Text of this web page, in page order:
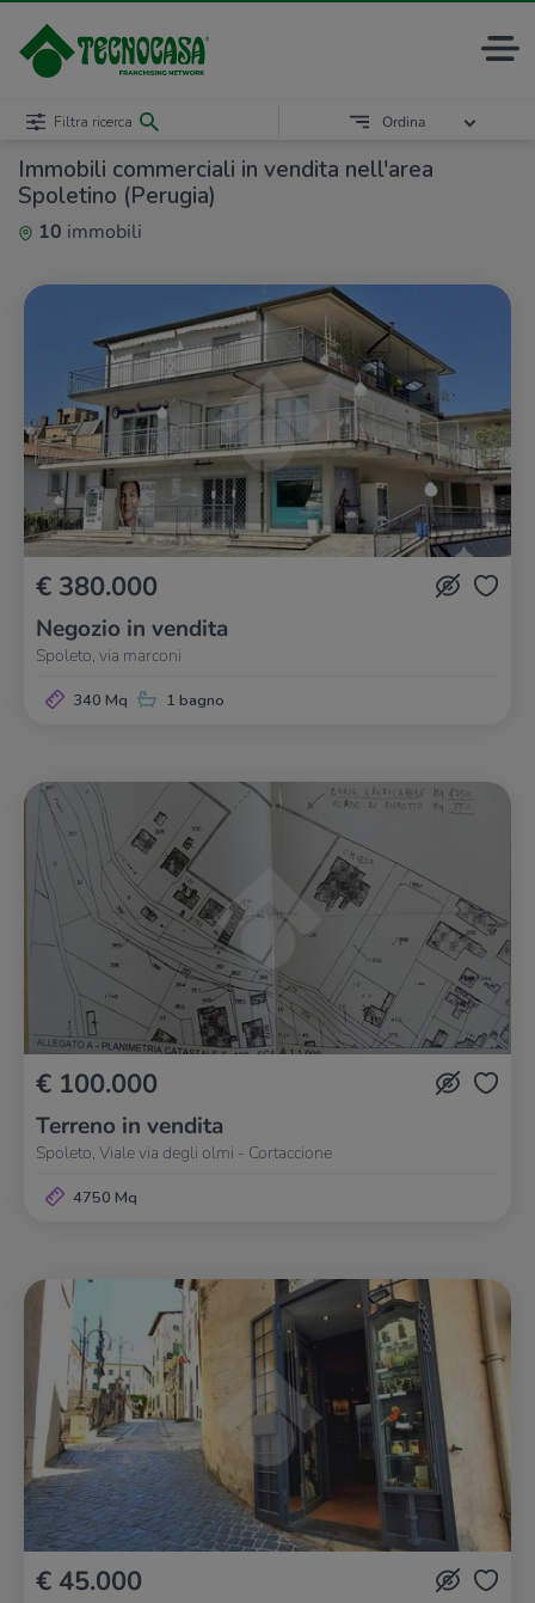
Immobili commerciali in vendita nell'area
Spoletino (Perugia)
10 immobili
Filtra ricerca Ordina
€ 380.000
Negozio in vendita
Spoleto, via marconi
340 Mq 1 bagno
€ 100.000
Terreno in vendita
Spoleto, Viale via degli olmi - Cortaccione
4750 Mq
€ 45.000